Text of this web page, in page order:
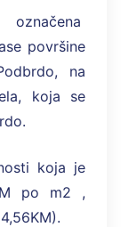
označena
površine
na
koja se
koja je
po m2 ,